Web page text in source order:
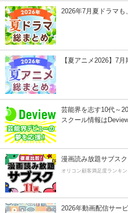
2026年7月夏ドラマも
【夏アニメ2026】7
芸能界を志す10代～
スクール情報は
漫画読み放題サブス
オリコン顧客満足度ランキ
2026年動画配信サー